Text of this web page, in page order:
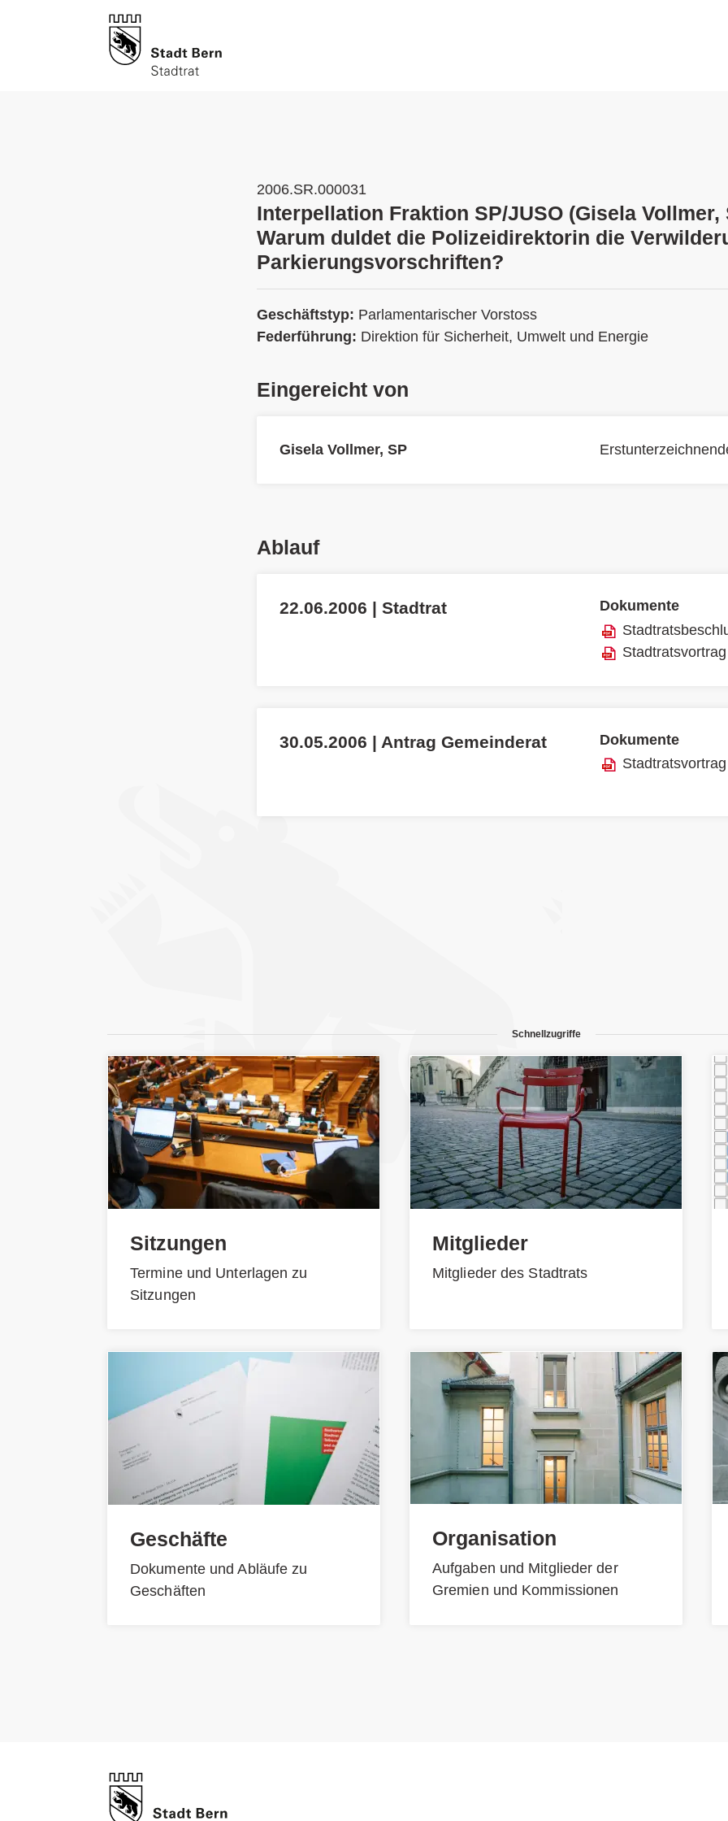
2006.SR.000031
Interpellation Fraktion SP/JUSO (Gisela Vollmer,
Warum duldet die Polizeidirektorin die
Parkierungsvorschriften?
Geschäftstyp: Parlamentarischer Vorstoss
Federführung: Direktion für Sicherheit, Umwelt und Energie
Eingereicht von
Gisela Vollmer, SP
Ablauf
22.06.2006 | Stadtrat
Dokumente
Stadtratsvortrag
30.05.2006 | Antrag Gemeinderat
Dokumente
Stadtratsvortrag
Schnellzugriffe
Sitzungen
Termine und Unterlagen zu
Sitzungen
Geschäfte
Dokumente und Abläufe zu
Geschäften
Mitglieder
Mitglieder des Stadtrats
Organisation
Aufgaben und Mitglieder der
Gremien und Kommissionen